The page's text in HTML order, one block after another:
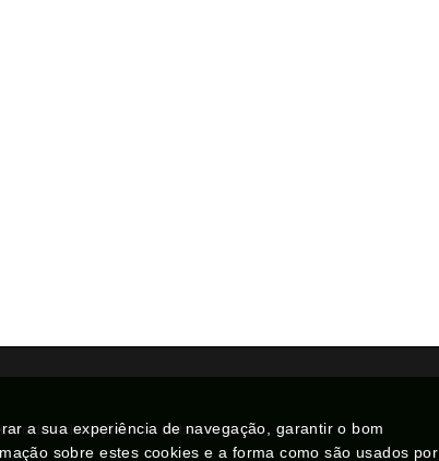
Livro de reclamações Lista
a sua experiência de navegação, garantir o bom
sobre estes cookies e a forma como são usados por